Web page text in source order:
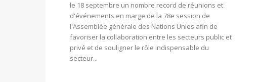
le 18 septembre un nombre record de réunions et
d'événements en marge de la 78e session de
l'Assemblée générale des Nations Unies afin de
favoriser la collaboration entre les secteurs public et
privé et de souligner le rôle indispensable du
secteur...